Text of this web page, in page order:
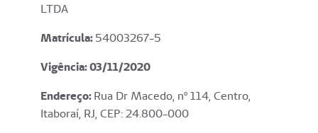
LTDA
Matrícula:54003267-5
Vigência: 03/11/2020
Endereço:Rua Dr Macedo, nº 114, Centro,
Itaboraí, RJ, CEP: 24.800-000